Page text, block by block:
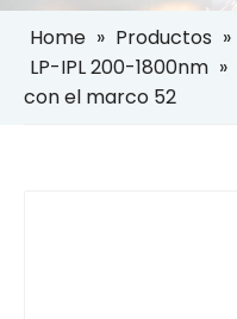
Soluciones
Compañía
Servicios
Home » Productos »
LP-IPL 200-1800nm »
con el marco 52